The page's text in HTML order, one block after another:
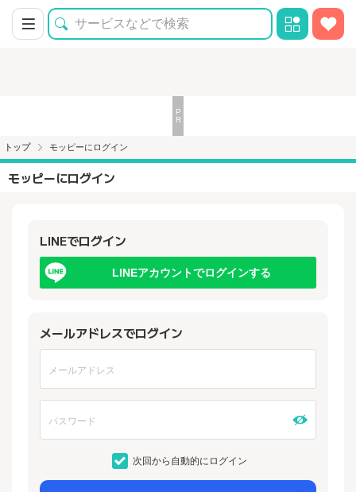
トップ モッピーにログイン
モッピーにログイン
LINEでログイン
LINEアカウントでログインする
メールアドレスでログイン
次回から自動的にログイン